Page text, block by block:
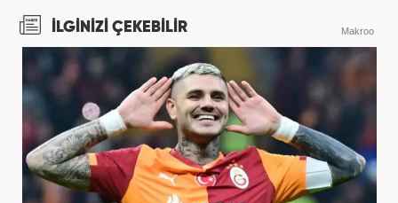
İLGİNİZİ ÇEKEBİLİR Makroo